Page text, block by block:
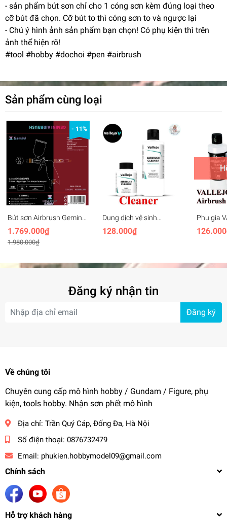
- sản phẩm bút sơn chỉ cho 1 cóng sơn kèm đúng loại theo
cỡ bút đã chọn. Cỡ bút to thì cóng sơn to và ngược lại
- Chú ý hình ảnh sản phẩm bạn chọn! Có phụ kiện thì trên
ảnh thể hiện rõ!
#tool #hobby #dochoi #pen #airbrush
Sản phẩm cùng loại
- 11%
Bút sơn Airbrush Gemini
Gem-001GP 0.5mm
trigger fan-shaped spray
pen
1.769.000₫
1.980.000₫
Dung dịch vệ sinh
VALLEJO Airbrush
Cleaner
128.000₫
Phụ gia
Airbrush
model
Đăng ký nhận tin
Đăng ký
Về chúng tôi
Chuyên cung cấp mô hình hobby / Gundam / Figure, phụ
kiện, tools hobby. Nhận sơn phết mô hình
Địa chỉ: Trần Quý Cáp, Đống Đa, Hà Nội
Số điện thoại: 0876732479
Email: phukien.hobbymodel09@gmail.com
Chính sách
Hỗ trợ khách hàng